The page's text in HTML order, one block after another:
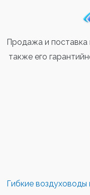
Продажа и поставка
также его
Гибкие воздуховоды